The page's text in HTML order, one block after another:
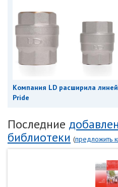
Компания LD расширила
Pride
Последние
библиотеки (предложить